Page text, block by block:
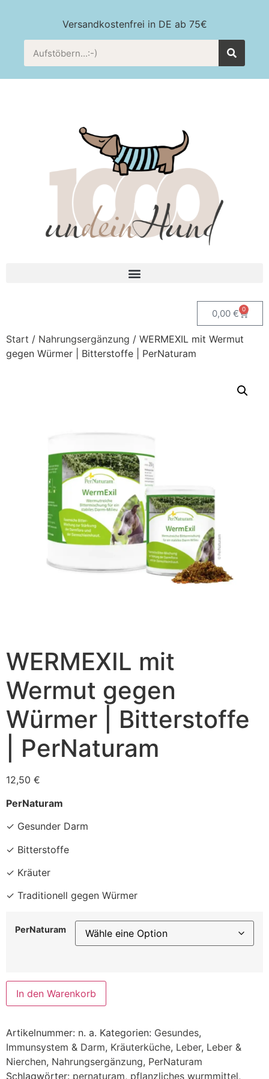
Versandkostenfrei in DE ab 75€
0,00 € 0
Start / Nahrungsergänzung / WERMEXIL mit Wermut
gegen Würmer | Bitterstoffe | PerNaturam
WERMEXIL mit
Wermut gegen
Würmer | Bitterstoffe
| PerNaturam
12,50 €
PerNaturam
✓ Gesunder Darm
✓ Bitterstoffe
✓ Kräuter
✓ Traditionell gegen Würmer
PerNaturam
In den Warenkorb
Artikelnummer: n. a. Kategorien: Gesundes,
Immunsystem & Darm, Kräuterküche, Leber, Leber &
Nierchen, Nahrungsergänzung, PerNaturam
Schlagwörter: pernaturam, pflanzliches wurmmittel,